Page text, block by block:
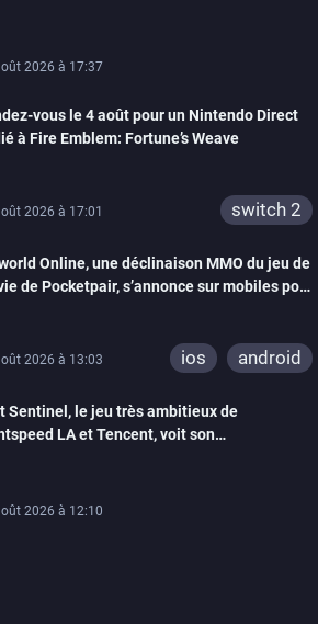
2026 à 17:37
vous le 4 août pour un Nintendo Direct
à Fire Emblem: Fortune’s Weave
2026 à 17:01 switch 2
Online, une déclinaison MMO du jeu de
de Pocketpair, s’annonce sur mobiles pour
2026 à 13:03 ios android
Sentinel, le jeu très ambitieux de
LA et Tencent, voit son
2026 à 12:10